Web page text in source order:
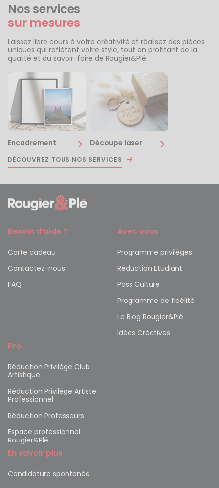
Nos services
sur mesures
Laissez libre cours à votre créativité et réalisez des pièces
uniques qui reflètent votre style, tout en profitant de la
qualité et du savoir-faire de Rougier&Plé.
Encadrement Découpe laser
DÉCOUVREZ TOUS NOS SERVICES
Besoin d’aide ?
Carte cadeau
Contactez-nous
FAQ
Avec vous
Programme privilèges
Réduction Etudiant
Pass Culture
Programme de fidélité
Le Blog Rougier&Plé
Idées Créatives
Pro
Réduction Privilège Club
Artistique
Réduction Privilège Artiste
Professionnel
Réduction Professeurs
Espace professionnel
Rougier&Plé
En savoir plus
Candidature spontanée